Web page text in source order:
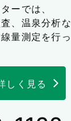
ーでは、
、温泉分析な
量測定を行っ
しく見る